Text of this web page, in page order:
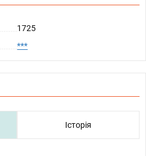
1725
***
Історія